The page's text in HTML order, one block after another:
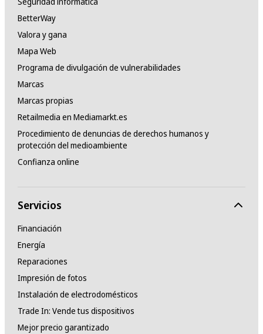
BetterWay
Valora y gana
Mapa Web
Programa de divulgación de vulnerabilidades
Marcas
Marcas propias
Retailmedia en Mediamarkt.es
Procedimiento de denuncias de derechos humanos y
protección del medioambiente
Confianza online
Servicios
Financiación
Energía
Reparaciones
Impresión de fotos
Instalación de electrodomésticos
Trade In: Vende tus dispositivos
Mejor precio garantizado